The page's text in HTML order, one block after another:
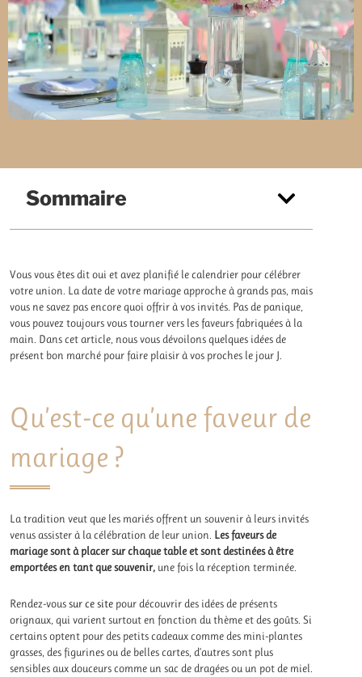
Sommaire
Vous vous êtes dit oui et avez planifié le calendrier pour célébrer
votre union. La date de votre mariage approche à grands pas, mais
vous ne savez pas encore quoi offrir à vos invités. Pas de panique,
vous pouvez toujours vous tourner vers les faveurs fabriquées à la
main. Dans cet article, nous vous dévoilons quelques idées de
présent bon marché pour faire plaisir à vos proches le jour J.
Qu’est-ce qu’une faveur de
mariage ?
La tradition veut que les mariés offrent un souvenir à leurs invités
venus assister à la célébration de leur union. Les faveurs de
mariage sont à placer sur chaque table et sont destinées à être
emportées en tant que souvenir, une fois la réception terminée.
Rendez-vous sur ce site pour découvrir des idées de présents
orignaux, qui varient surtout en fonction du thème et des goûts. Si
certains optent pour des petits cadeaux comme des mini-plantes
grasses, des figurines ou de belles cartes, d’autres sont plus
sensibles aux douceurs comme un sac de dragées ou un pot de miel.